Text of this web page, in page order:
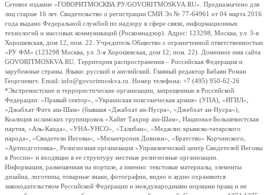
Сетевое издание «ГОВОРИТМОСКВА.РУ/GOVORITMOSKVA.RU». Предназначено для
лиц старше 16 лет. Свидетельство о регистрации СМИ Эл № 77-64961 от 04 марта 2016
года выдано Федеральной службой по надзору в сфере связи, информационных
технологий и массовых коммуникаций (Роскомнадзор). Адрес: 123298, Москва, ул. 3-я
Хорошевская, дом 12, пом. 22. Учредитель Общество с ограниченной ответственностью
«РУ ФМ» (123298 Москва, ул. 3-я Хорошевская, дом 12, пом. 22). Доменное имя сайта
GOVORITMOSKVA.RU. Территория распространения – Российская Федерация и
зарубежные страны. Языки: русский и английский. Главный редактор Бабаян Роман
Георгиевич. Email: info@govoritmoskva.ru. Номер телефона: +7 (495) 950-62-26
*Экстремистские и террористические организации, запрещенные в Российской
Федерации: «Правый сектор», «Украинская повстанческая армия» (УПА), «ИГИЛ»,
«Джабхат Фатх аш-Шам» (бывшая «Джабхат ан-Нусра», «Джебхат ан-Нусра»),
Коалиция исламских группировок «Хайят Тахрир аш-Шам», Национал-Большевистская
партия, «Аль-Каида», «УНА-УНСО», «Талибан», «Меджлис крымско-татарского
народа», «Свидетели Иеговы», «Мизантропик Дивижн», «Братство» Корчинского,
«Артподготовка», Религиозная организация «Управленческий центр Свидетелей Иеговы
в России» и входящие в ее структуру местные религиозные организации.
Информация, размещенная на портале, а именно: текстовые материалы, элементы
дизайна, логотипы, товарные знаки, фотографии, видео и аудио охраняются
законодательством Российской Федерации и международными нормами права и не